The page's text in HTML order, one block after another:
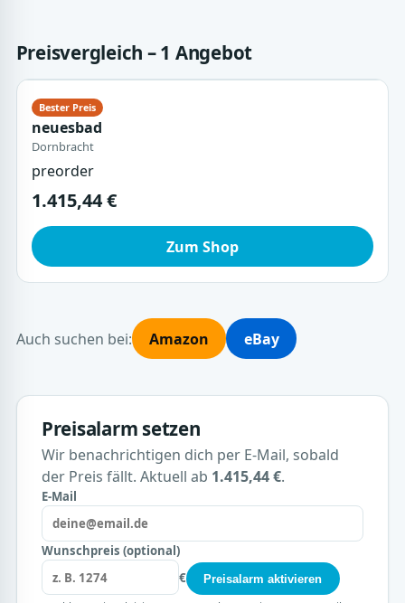
Preisvergleich – 1 Angebot
neuesbad
Dornbracht
preorder
1.415,44 €
Zum Shop
Auch suchen bei: Amazon eBay
Preisalarm setzen
Wir benachrichtigen dich per E-Mail, sobald
der Preis fällt. Aktuell ab 1.415,44 €.
E-Mail
Wunschpreis (optional)
€
Preisalarm aktivieren